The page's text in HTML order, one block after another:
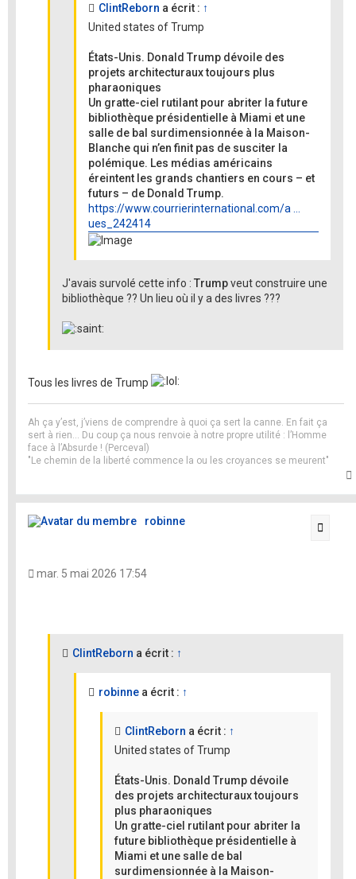
ClintReborn a écrit : ↑
United states of Trump
États-Unis. Donald Trump dévoile des
projets architecturaux toujours plus
pharaoniques
Un gratte-ciel rutilant pour abriter la future
bibliothèque présidentielle à Miami et une
salle de bal surdimensionnée à la Maison-
Blanche qui n’en finit pas de susciter la
polémique. Les médias américains
éreintent les grands chantiers en cours – et
futurs – de Donald Trump.
https://www.courrierinternational.com/a ...
ues_242414
J'avais survolé cette info : Trumpveut construire une
bibliothèque ?? Un lieu où il y a des livres ???
Tous les livres de Trump
Ah ça y’est, j’viens de comprendre à quoi ça sert la canne. En fait ça
sert à rien… Du coup ça nous renvoie à notre propre utilité : l’Homme
face à l’Absurde ! (Perceval)
"Le chemin de la liberté commence la ou les croyances se meurent"
robinne
mar. 5 mai 2026 17:54
ClintReborn a écrit : ↑
robinne a écrit : ↑
ClintReborn a écrit : ↑
United states of Trump
États-Unis. Donald Trump dévoile
des projets architecturaux toujours
plus pharaoniques
Un gratte-ciel rutilant pour abriter la
future bibliothèque présidentielle à
Miami et une salle de bal
surdimensionnée à la Maison-